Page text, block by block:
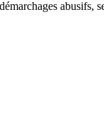
abusifs,